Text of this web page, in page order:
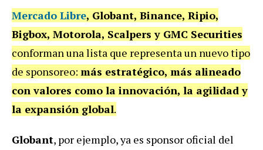
Mercado Libre, Globant, Binance, Ripio,
Bigbox, Motorola, Scalpers y GMC Securities
conforman una lista que representa un nuevo tipo
de sponsoreo: más estratégico, más alineado
con valores como la innovación, la agilidad y
la expansión global.
Globant, por ejemplo, ya es sponsor oficial del